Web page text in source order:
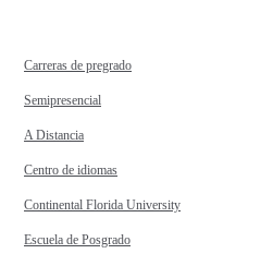
Carreras de pregrado
Semipresencial
A Distancia
Centro de idiomas
Continental Florida University
Escuela de Posgrado